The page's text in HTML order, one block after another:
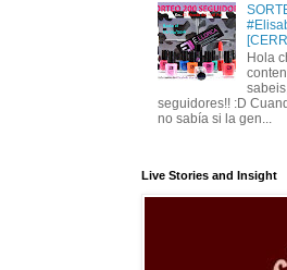
Hola
seguidores!! :D
no sabía si la gen...
Live Stories and Insight